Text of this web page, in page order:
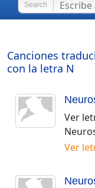
Search
Canciones
con la letra N
Ver
Ver